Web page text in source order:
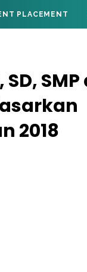
PLACEMENT
2018